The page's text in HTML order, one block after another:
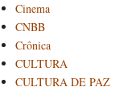
Cinema
CNBB
Crônica
CULTURA
CULTURA DE PAZ